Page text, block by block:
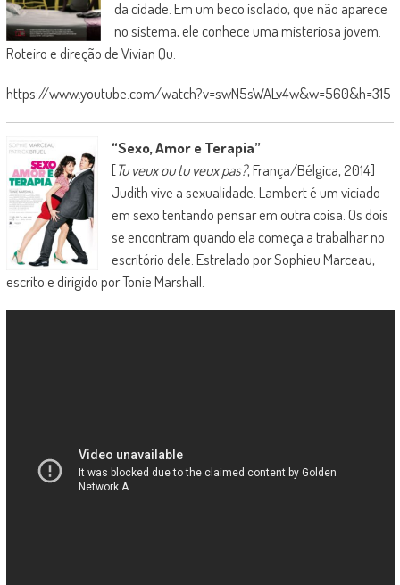
da cidade. Em um beco isolado, que não aparece
no sistema, ele conhece uma misteriosa jovem.
Roteiro e direção de Vivian Qu.
https://www.youtube.com/watch?v=swN5sWALv4w&w=560&h=315
“Sexo, Amor e Terapia”
[Tu veux ou tu veux pas?, França/Bélgica, 2014]
Judith vive a sexualidade. Lambert é um viciado
em sexo tentando pensar em outra coisa. Os dois
se encontram quando ela começa a trabalhar no
escritório dele. Estrelado por Sophieu Marceau,
escrito e dirigido por Tonie Marshall.